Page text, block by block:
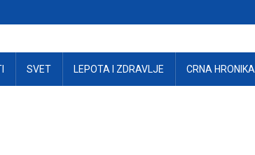
SVET LEPOTA I ZDRAVLJE CRNA HRONIKA